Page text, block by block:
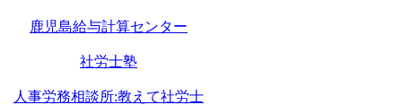
鹿児島給与計算センター
社労士塾
人事労務相談所:教えて社労士